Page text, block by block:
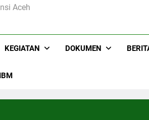
Aceh
KEGIATAN DOKUMEN